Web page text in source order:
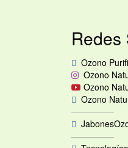
Redes
Ozono
Ozono
Ozono
Ozono
—————
—————